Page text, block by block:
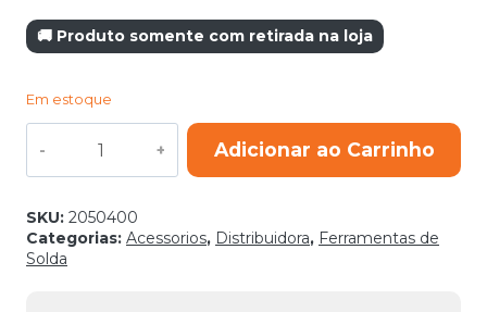
🚚 Produto somente com retirada na loja
Em estoque
ENGATE
RAPIDO
FEMEA
PARA
CABO
Adicionar ao Carrinho
SKU: 2050400
Categorias: Acessorios, Distribuidora, Ferramentas de
Solda